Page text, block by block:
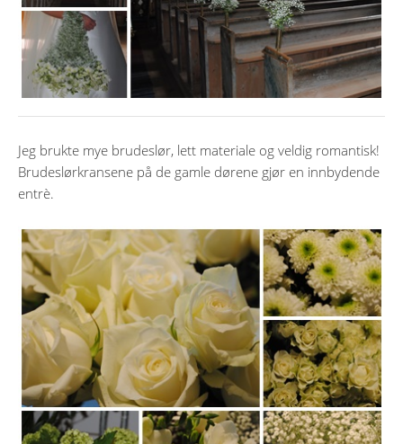
Jeg brukte mye brudeslør, lett materiale og veldig romantisk!
Brudeslørkransene på de gamle dørene gjør en innbydende
entrè.